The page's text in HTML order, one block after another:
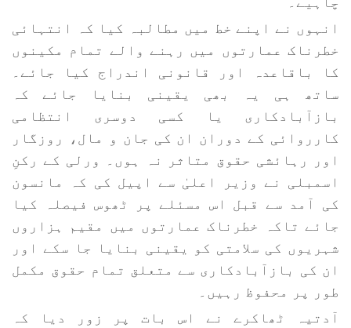
انہوں نے اپنے خط میں مطالبہ کیا کہ انتہائی
خطرناک عمارتوں میں رہنے والے تمام مکینوں
کا باقاعدہ اور قانونی اندراج کیا جائے۔
ساتھ ہی یہ بھی یقینی بنایا جائے کہ
بازآبادکاری یا کسی دوسری انتظامی
کارروائی کے دوران ان کی جان و مال، روزگار
اور رہائشی حقوق متاثر نہ ہوں۔ ورلی کے رکنِ
اسمبلی نے وزیر اعلیٰ سے اپیل کی کہ مانسون
کی آمد سے قبل اس مسئلے پر ٹھوس فیصلہ کیا
جائے تاکہ خطرناک عمارتوں میں مقیم ہزاروں
شہریوں کی سلامتی کو یقینی بنایا جا سکے اور
ان کی بازآبادکاری سے متعلق تمام حقوق مکمل
طور پر محفوظ رہیں۔
آدتیہ ٹھاکرے نے اس بات پر زور دیا کہ